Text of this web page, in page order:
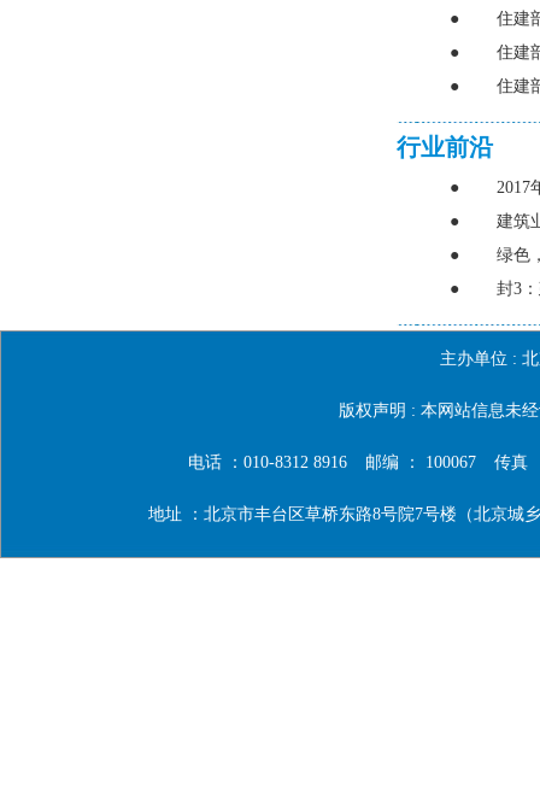
住建
●
住建
●
住建
●
行业前沿
2017
●
建筑
●
绿色
●
封3
●
主办单位 :
版权声明 : 本网站信息未
电话 ：010-8312 8916 邮编 ： 100067 传真
地址 ：北京市丰台区草桥东路8号院7号楼（北京城